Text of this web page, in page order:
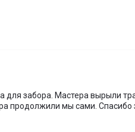
для забора. Мастера вырыли
продолжили мы сами. Спасибо